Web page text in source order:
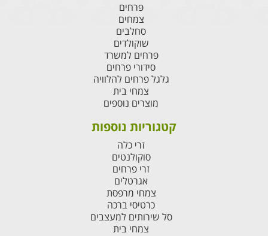
פרחים
צמחים
סחלבים
שוקולדים
פרחים למשרד
סידורי פרחים
גלגל פרחים להלוויה
צמחי בית
מוצרים נוספים
קטגוריות נוספות
זרי כלה
סוקולנטים
זרי פרחים
אגרטלים
צמחי מרפסת
כרטיסי ברכה
סל שירותים למעצבים
צמחי בית